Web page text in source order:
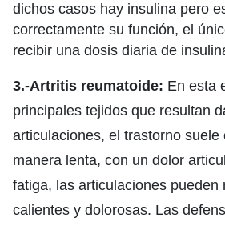
dichos casos hay insulina pero
correctamente su función, el
recibir una dosis diaria de
3.-Artritis reumatoide: En esta
principales tejidos que resultan
articulaciones, el trastorno suele
manera lenta, con un dolor
fatiga, las articulaciones pueden
calientes y dolorosas. Las